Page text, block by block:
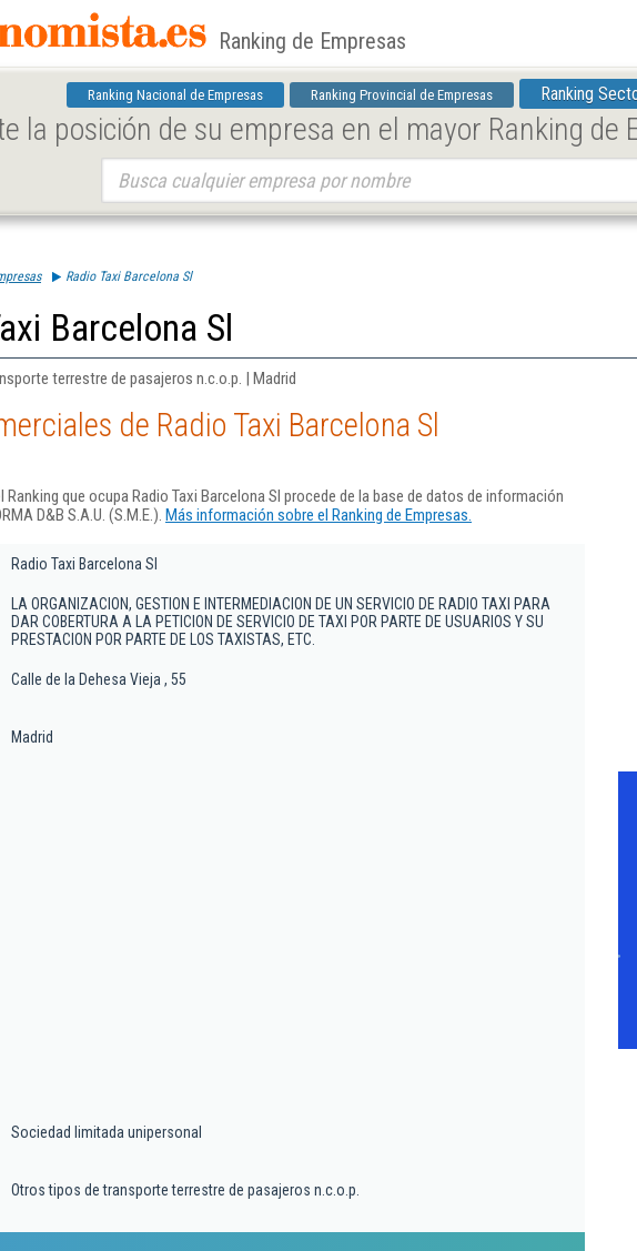
Ranking de Empresas
Ranking Nacional de Empresas Ranking Provincial de Empresas Ranking
la posición de su empresa en el mayor Ranking de
Radio Taxi Barcelona Sl
Barcelona Sl
terrestre de pasajeros n.c.o.p. | Madrid
de Radio Taxi Barcelona Sl
que ocupa Radio Taxi Barcelona Sl procede de la base de datos de información
D&B S.A.U. (S.M.E.). Más información sobre el Ranking de Empresas.
Radio Taxi Barcelona Sl
LA ORGANIZACION, GESTION E INTERMEDIACION DE UN SERVICIO DE RADIO TAXI PARA
DAR COBERTURA A LA PETICION DE SERVICIO DE TAXI POR PARTE DE USUARIOS Y SU
PRESTACION POR PARTE DE LOS TAXISTAS, ETC.
Calle de la Dehesa Vieja , 55
Madrid
Sociedad limitada unipersonal
Otros tipos de transporte terrestre de pasajeros n.c.o.p.